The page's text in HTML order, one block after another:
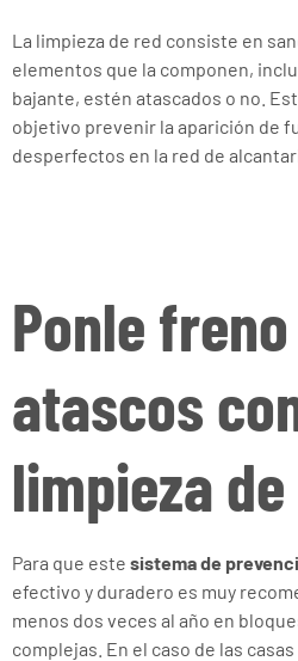
La limpieza de red consiste en
elementos que la componen,
bajante, estén atascados o no.
objetivo prevenir la aparición de
desperfectos en la red de
Ponle
atascos
limpieza
Para que este sistema de
efectivo y duradero es muy
menos dos veces al año en
complejas. En el caso de las